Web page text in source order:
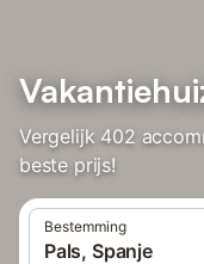
Vergelijk 402
beste prijs!
Bestemming
Pals, Spanje